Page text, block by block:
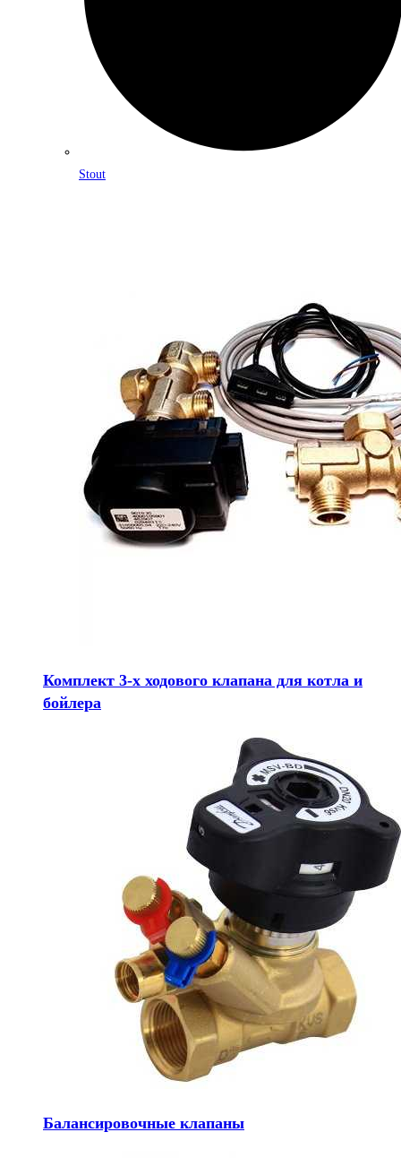
Stout
Комплект 3-х ходового клапана для котла и
бойлера
Балансировочные клапаны